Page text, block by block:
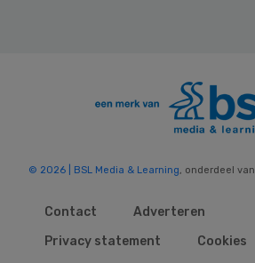
© 2026 | BSL Media & Learning, onderdeel van
Contact
Adverteren
Privacy statement
Cookies